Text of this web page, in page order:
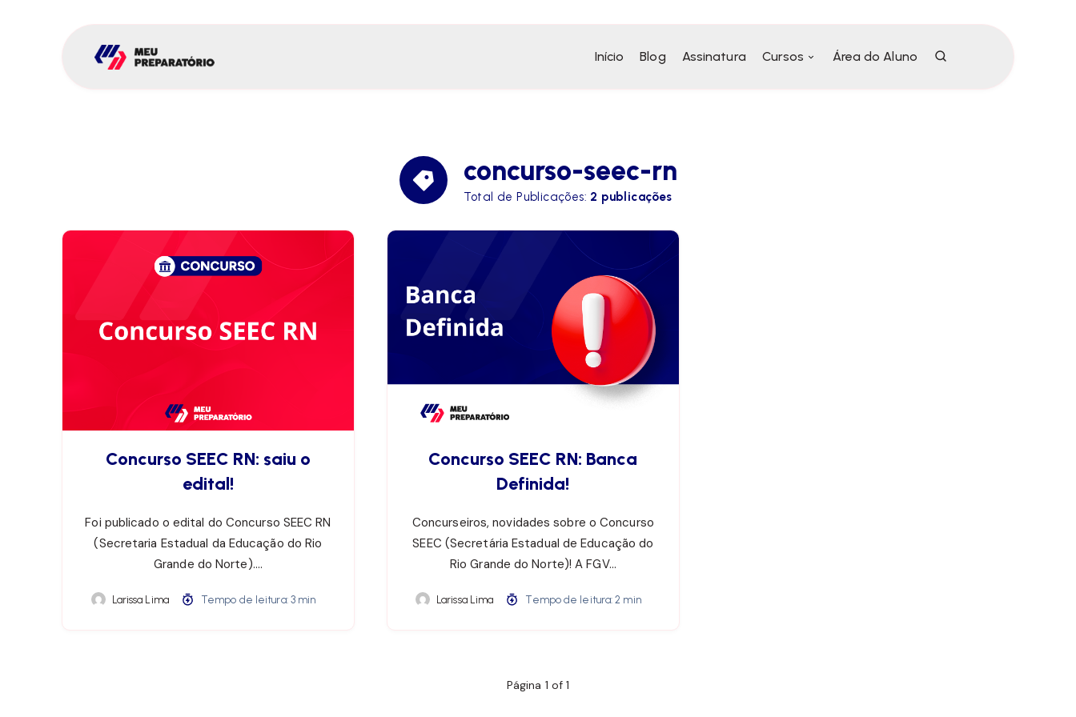
Início Blog Assinatura Cursos Área do Aluno
concurso-seec-rn
Total de Publicações: 2 publicações
Concurso SEEC RN: saiu o
edital!
Foi publicado o edital do Concurso SEEC RN
(Secretaria Estadual da Educação do Rio
Grande do Norte)….
Larissa Lima Tempo de leitura: 3 min
Concurso SEEC RN: Banca
Definida!
Concurseiros, novidades sobre o Concurso
SEEC (Secretária Estadual de Educação do
Rio Grande do Norte)! A FGV…
Larissa Lima Tempo de leitura: 2 min
Página 1 of 1